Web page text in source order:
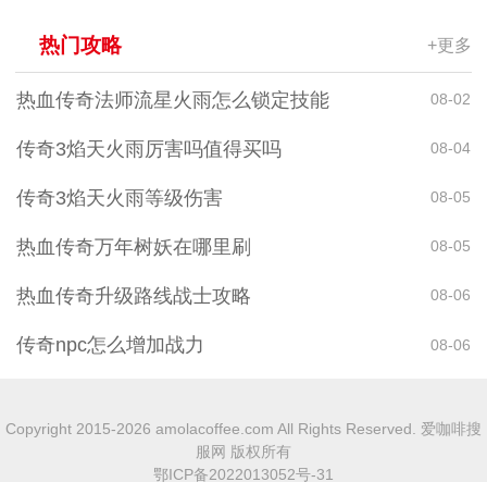
热门攻略 +更多
热血传奇法师流星火雨怎么锁定技能 08-02
传奇3焰天火雨厉害吗值得买吗 08-04
传奇3焰天火雨等级伤害 08-05
热血传奇万年树妖在哪里刷 08-05
热血传奇升级路线战士攻略 08-06
传奇npc怎么增加战力 08-06
Copyright 2015-2026 amolacoffee.com All Rights Reserved. 爱咖啡搜
服网 版权所有
鄂ICP备2022013052号-31